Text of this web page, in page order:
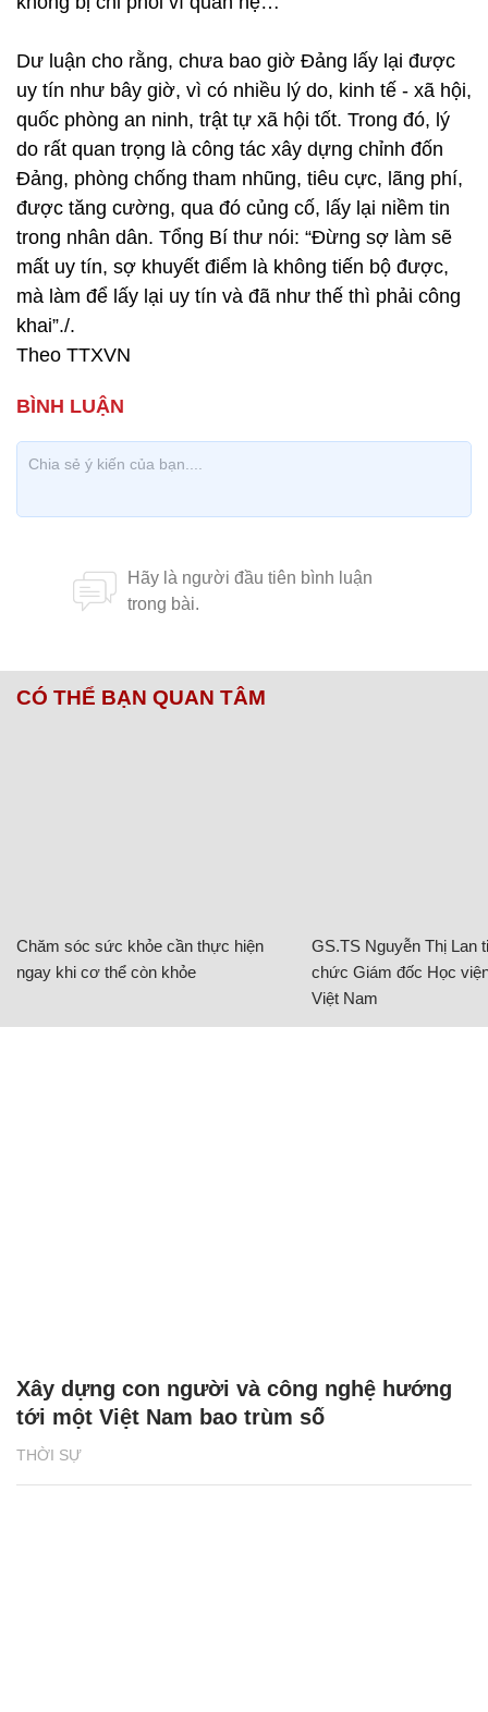
Dư luận cho rằng, chưa bao giờ Đảng lấy lại được
uy tín như bây giờ, vì có nhiều lý do, kinh tế - xã hội,
quốc phòng an ninh, trật tự xã hội tốt. Trong đó, lý
do rất quan trọng là công tác xây dựng chỉnh đốn
Đảng, phòng chống tham nhũng, tiêu cực, lãng phí,
được tăng cường, qua đó củng cố, lấy lại niềm tin
trong nhân dân. Tổng Bí thư nói: “Đừng sợ làm sẽ
mất uy tín, sợ khuyết điểm là không tiến bộ được,
mà làm để lấy lại uy tín và đã như thế thì phải công
khai”./.
Theo TTXVN
CÓ THỂ BẠN QUAN TÂM
Chăm sóc sức khỏe cần thực hiện
ngay khi cơ thể còn khỏe
GS.TS Nguyễn Thị Lan
chức Giám đốc Học
Việt Nam
THỜI SỰ
Xây dựng con người và công nghệ hướng
tới một Việt Nam bao trùm số